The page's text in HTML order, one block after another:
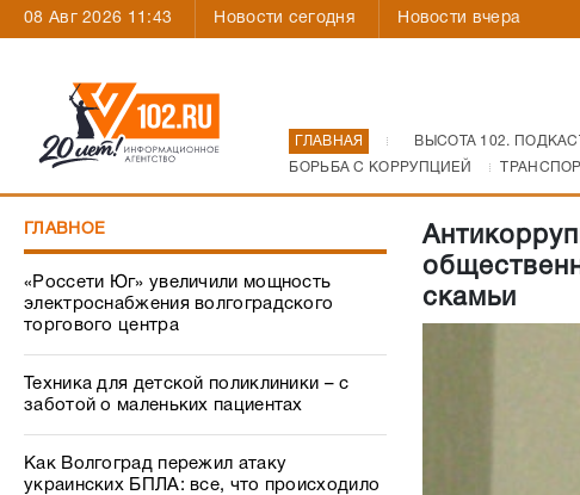
08 Авг 2026 11:43 Новости сегодня Новости вчера
ГЛАВНАЯ ВЫСОТА 102. ПОДКАСТ
БОРЬБА С КОРРУПЦИЕЙ
ГЛАВНОЕ
«Россети Юг» увеличили мощность
электроснабжения волгоградского
торгового центра
Техника для детской поликлиники – с
заботой о маленьких пациентах
Как Волгоград пережил атаку
украинских БПЛА: все, что происходило
скамьи